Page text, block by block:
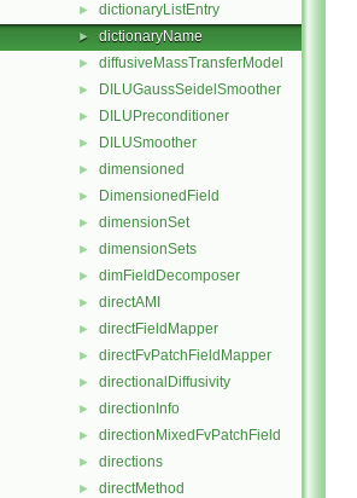
► dictionaryListEntry
► dictionaryName
► diffusiveMassTransferModel
► DILUGaussSeidelSmoother
► DILUPreconditioner
► DILUSmoother
► dimensioned
► DimensionedField
► dimensionSet
► dimensionSets
► dimFieldDecomposer
► directAMI
► directFieldMapper
► directFvPatchFieldMapper
► directionalDiffusivity
► directionInfo
► directionMixedFvPatchField
► directions
► directMethod